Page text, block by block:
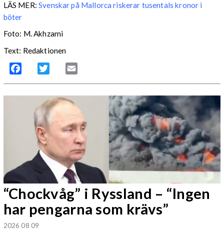
LÄS MER:Svenskar på Mallorca riskerar tusentals kronor i
böter
Foto: M. Akhzami
Text: Redaktionen
Facebook Twitter
“Chockvåg” i Ryssland – “Ingen
har pengarna som krävs”
2026 08 09